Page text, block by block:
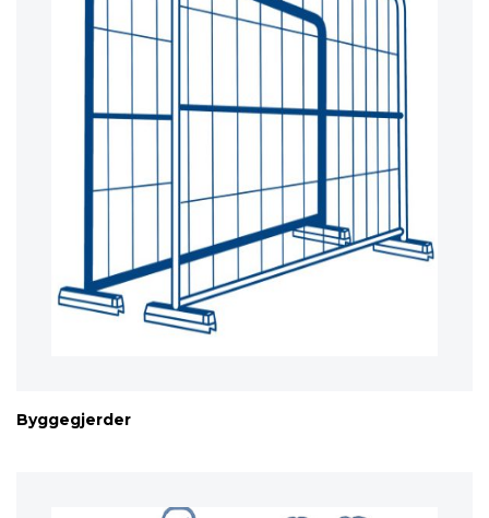
Byggegjerder